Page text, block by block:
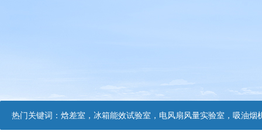
热门关键词： 焓差室，冰箱能效试验室，电风扇风量实验室，吸油烟机油脂分离度试验装置，吸油烟机空气性能试验装置，吸油烟机气味